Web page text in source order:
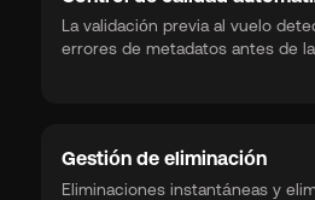
La validación previa al vuelo
errores de metadatos antes de
Gestión de eliminación
Eliminaciones instantáneas y